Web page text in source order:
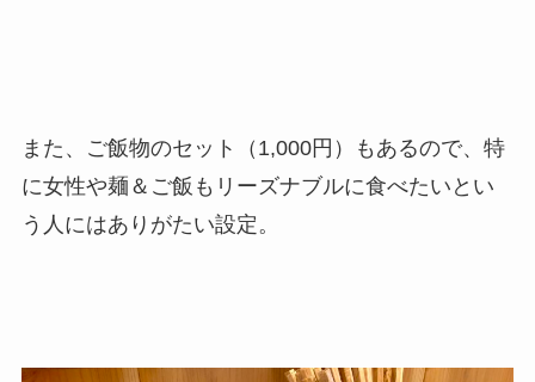
また、ご飯物のセット（1,000円）もあるので、特
に女性や麺＆ご飯もリーズナブルに食べたいとい
う人にはありがたい設定。